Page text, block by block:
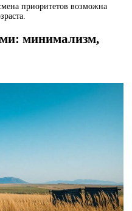
приоритетов возможна
минимализм,